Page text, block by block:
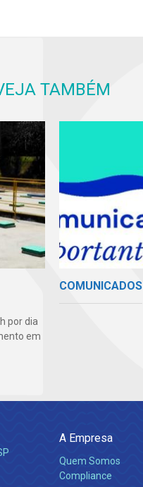
TAMBÉM
por dia
em
COMUNICADOS
A Empresa
Quem Somos
Compliance